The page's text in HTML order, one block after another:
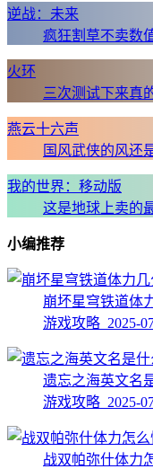
逆战：未来
疯狂割草不卖数
火环
三次测试下来真
燕云十六声
国风武侠的风还
我的世界：移动版
这是地球上卖的
小编推荐
崩坏星穹铁道体
游戏攻略 2025-
遗忘之海英文名
游戏攻略 2025-
战双帕弥什体力